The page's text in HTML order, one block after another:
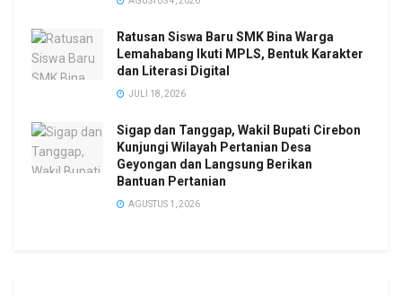
Ratusan Siswa Baru SMK Bina Warga
Lemahabang Ikuti MPLS, Bentuk Karakter
dan Literasi Digital
JULI 18, 2026
Sigap dan Tanggap, Wakil Bupati Cirebon
Kunjungi Wilayah Pertanian Desa
Geyongan dan Langsung Berikan
Bantuan Pertanian
AGUSTUS 1, 2026